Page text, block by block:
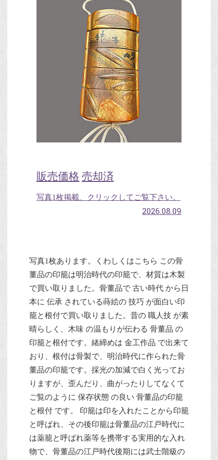
販売価格 売却済
写真1枚掲載、クリックしてご覧下さい。
2026.08.09
写真1枚あります。くわしくはこちら この骨
董品の印籠は明治時代の印籠で、材質は木製
で買い取りました。骨董品で 古い時代 から日
本に 伝承 されている蒔絵の 技巧 が面白い印
籠と根付で買い取りました。昔の 職人技 が素
晴らしく、木味 の温もりが伝わる 骨董品 の
印籠と根付です。緒締めは 金工作品 で出来て
おり、根付は骨製で、明治時代に作られた骨
董品の印籠です。採光の加減で白く光ってお
りますが、歪んだり、曲がったりしてなくて
ご覧のように 保存状態 の良い 骨董品の印籠
と根付 です。 印籠は印を入れたことから印籠
と呼ばれ、その後印籠は骨董品の江戸時代に
は薬籠と呼ばれ薬等を携帯する実用的な入れ
物で、骨董品の江戸時代後期には武士階級の